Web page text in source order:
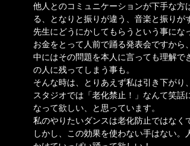
他人とのコミュニケーションが下手な
る、となりと振りが違う、音楽と振りが
先生にどうにかしてもらうという事にな
お金をとって人前で踊る発表会ですから
中にはその問題を本人に言っても理解
の人に残ってしまう事も。
そんな時は、とりあえず私は引き下がり
スタジオでは「老化禁止！」なんて笑
なって欲しい、と思っています。
私のやりたいダンスは老化防止ではなく
しかし、この効果を使わない手はない